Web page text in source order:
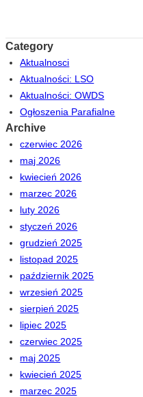
Category
Aktualnosci
Aktualności: LSO
Aktualności: OWDS
Ogłoszenia Parafialne
Archive
czerwiec 2026
maj 2026
kwiecień 2026
marzec 2026
luty 2026
styczeń 2026
grudzień 2025
listopad 2025
październik 2025
wrzesień 2025
sierpień 2025
lipiec 2025
czerwiec 2025
maj 2025
kwiecień 2025
marzec 2025